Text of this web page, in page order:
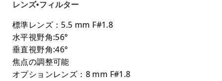
レンズ•フィルター
標準レンズ：5.5 mm F#1.8
水平視野角:56°
垂直視野角:46°
焦点の調整可能
オプションレンズ：8 mm F#1.8